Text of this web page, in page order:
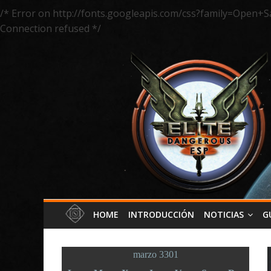
/* Error on http://fonts.googleapis.com/
Connection refused */
HOME INTRODUCCIÓN NOTICIAS
marzo 3301